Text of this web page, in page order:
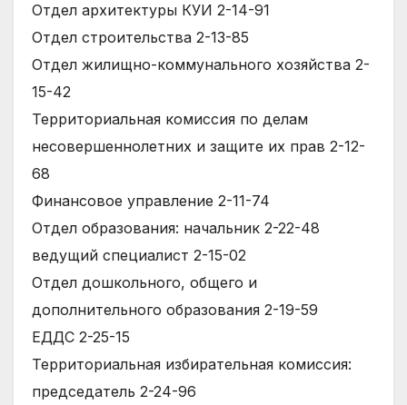
Отдел архитектуры КУИ 2-14-91
Отдел строительства 2-13-85
Отдел жилищно-коммунального хозяйства 2-
15-42
Территориальная комиссия по делам
несовершеннолетних и защите их прав 2-12-
68
Финансовое управление 2-11-74
Отдел образования: начальник 2-22-48
ведущий специалист 2-15-02
Отдел дошкольного, общего и
дополнительного образования 2-19-59
ЕДДС 2-25-15
Территориальная избирательная комиссия:
председатель 2-24-96